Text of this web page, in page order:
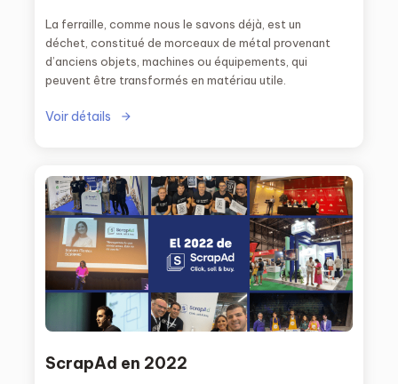
La ferraille, comme nous le savons déjà, est un
déchet, constitué de morceaux de métal provenant
d’anciens objets, machines ou équipements, qui
peuvent être transformés en matériau utile.
Voir détails
ScrapAd en 2022